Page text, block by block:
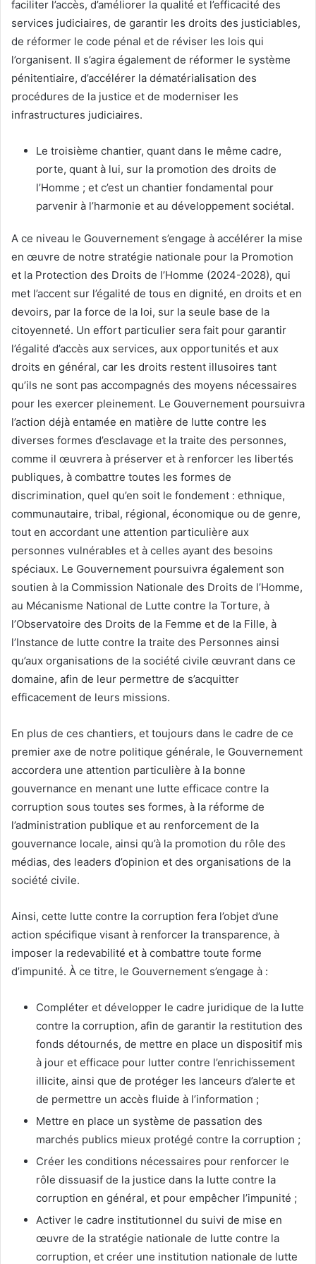
faciliter l’accès, d’améliorer la qualité et l’efficacité des
services judiciaires, de garantir les droits des justiciables,
de réformer le code pénal et de réviser les lois qui
l’organisent. Il s’agira également de réformer le système
pénitentiaire, d’accélérer la dématérialisation des
procédures de la justice et de moderniser les
infrastructures judiciaires.
Le troisième chantier, quant dans le même cadre,
porte, quant à lui, sur la promotion des droits de
l’Homme ; et c’est un chantier fondamental pour
parvenir à l’harmonie et au développement sociétal.
A ce niveau le Gouvernement s’engage à accélérer la mise
en œuvre de notre stratégie nationale pour la Promotion
et la Protection des Droits de l’Homme (2024-2028), qui
met l’accent sur l’égalité de tous en dignité, en droits et en
devoirs, par la force de la loi, sur la seule base de la
citoyenneté. Un effort particulier sera fait pour garantir
l’égalité d’accès aux services, aux opportunités et aux
droits en général, car les droits restent illusoires tant
qu’ils ne sont pas accompagnés des moyens nécessaires
pour les exercer pleinement. Le Gouvernement poursuivra
l’action déjà entamée en matière de lutte contre les
diverses formes d’esclavage et la traite des personnes,
comme il œuvrera à préserver et à renforcer les libertés
publiques, à combattre toutes les formes de
discrimination, quel qu’en soit le fondement : ethnique,
communautaire, tribal, régional, économique ou de genre,
tout en accordant une attention particulière aux
personnes vulnérables et à celles ayant des besoins
spéciaux. Le Gouvernement poursuivra également son
soutien à la Commission Nationale des Droits de l’Homme,
au Mécanisme National de Lutte contre la Torture, à
l’Observatoire des Droits de la Femme et de la Fille, à
l’Instance de lutte contre la traite des Personnes ainsi
qu’aux organisations de la société civile œuvrant dans ce
domaine, afin de leur permettre de s’acquitter
efficacement de leurs missions.
En plus de ces chantiers, et toujours dans le cadre de ce
premier axe de notre politique générale, le Gouvernement
accordera une attention particulière à la bonne
gouvernance en menant une lutte efficace contre la
corruption sous toutes ses formes, à la réforme de
l’administration publique et au renforcement de la
gouvernance locale, ainsi qu’à la promotion du rôle des
médias, des leaders d’opinion et des organisations de la
société civile.
Ainsi, cette lutte contre la corruption fera l’objet d’une
action spécifique visant à renforcer la transparence, à
imposer la redevabilité et à combattre toute forme
d’impunité. À ce titre, le Gouvernement s’engage à :
Compléter et développer le cadre juridique de la lutte
contre la corruption, afin de garantir la restitution des
fonds détournés, de mettre en place un dispositif mis
à jour et efficace pour lutter contre l’enrichissement
illicite, ainsi que de protéger les lanceurs d’alerte et
de permettre un accès fluide à l’information ;
Mettre en place un système de passation des
marchés publics mieux protégé contre la corruption ;
Créer les conditions nécessaires pour renforcer le
rôle dissuasif de la justice dans la lutte contre la
corruption en général, et pour empêcher l’impunité ;
Activer le cadre institutionnel du suivi de mise en
œuvre de la stratégie nationale de lutte contre la
corruption, et créer une institution nationale de lutte